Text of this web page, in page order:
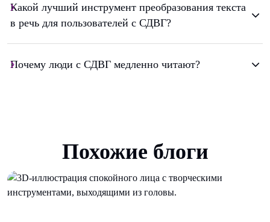
Какой лучший инструмент преобразования текста
в речь для пользователей с СДВГ?
Почему люди с СДВГ медленно читают?
Похожие блоги